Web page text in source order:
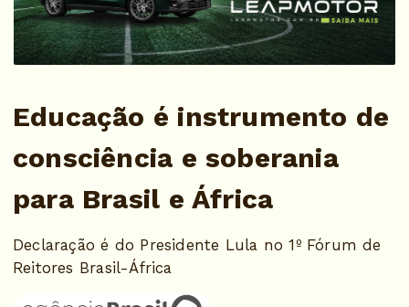
Educação é instrumento de
consciência e soberania
para Brasil e África
Declaração é do Presidente Lula no 1º Fórum de
Reitores Brasil-África